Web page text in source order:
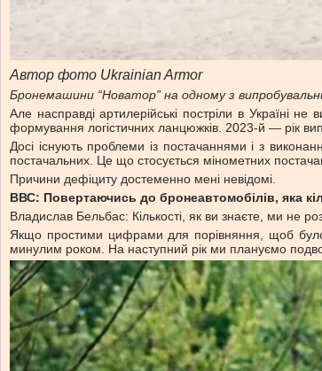
Автор фото Ukrainian Armor
Бронемашини “Новатор” на одному з
Але насправді артилерійські постріли в Україні
формування логістичних ланцюжків. 2023-й — рік
Досі існують проблеми із постачаннями і з
постачальних. Це що стосується мінометних
Причини дефіциту достеменно мені невідомі.
ВВС: Повертаючись до бронеавтомобілів, яка
Владислав Бельбас: Кількості, як ви знаєте, ми не
Якщо простими цифрами для порівняння, щоб було
минулим роком. На наступний рік ми плануємо